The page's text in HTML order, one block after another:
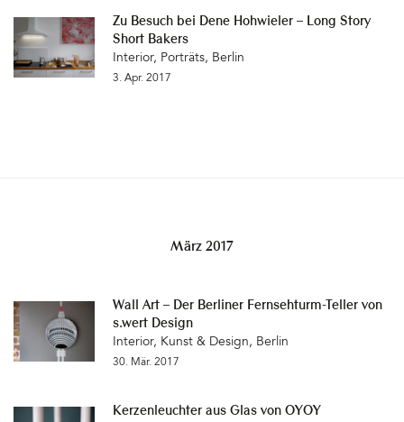
Zu Besuch bei Dene Hohwieler – Long Story
Short Bakers
Interior, Porträts, Berlin
3. Apr. 2017
März 2017
Wall Art – Der Berliner Fernsehturm-Teller von
s.wert Design
Interior, Kunst & Design, Berlin
30. Mär. 2017
Kerzenleuchter aus Glas von OYOY